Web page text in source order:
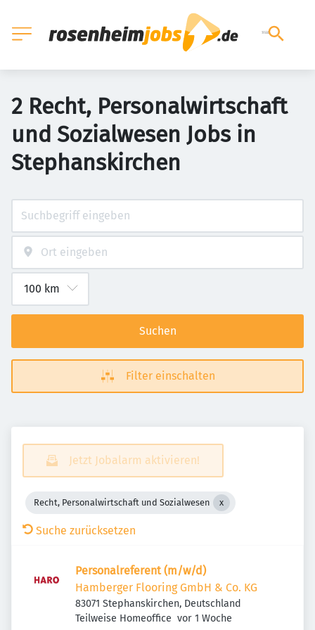
2 Recht, Personalwirtschaft
und Sozialwesen Jobs in
Stephanskirchen
Suchen
Filter einschalten
Jetzt Jobalarm aktivieren!
Recht, Personalwirtschaft und Sozialwesen
Suche zurücksetzen
Personalreferent (m/w/d)
Hamberger Flooring GmbH & Co. KG
83071 Stephanskirchen, Deutschland
Teilweise Homeoffice Veröffentlicht
vor 1 Woche